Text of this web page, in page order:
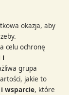
okazja, aby
celu ochronę
i
grupa
jakie to
i wsparcie, które